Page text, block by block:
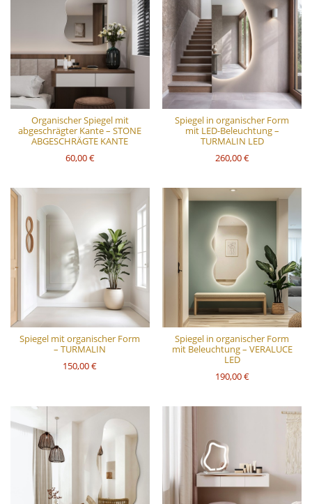
Organischer Spiegel mit
abgeschrägter Kante – STONE
ABGESCHRÄGTE KANTE
60,00 €
Spiegel in organischer Form
mit LED-Beleuchtung –
TURMALIN LED
260,00 €
Spiegel mit organischer Form
– TURMALIN
150,00 €
Spiegel in organischer Form
mit Beleuchtung – VERALUCE
LED
190,00 €